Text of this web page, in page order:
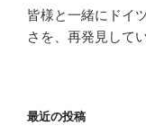
皆様と一緒にドイ
さを、再発見して
最近の投稿